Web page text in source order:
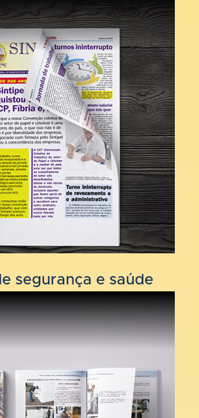
segurança e saúde